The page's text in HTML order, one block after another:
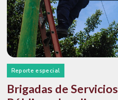
Reporte especial
Brigadas de Servicios